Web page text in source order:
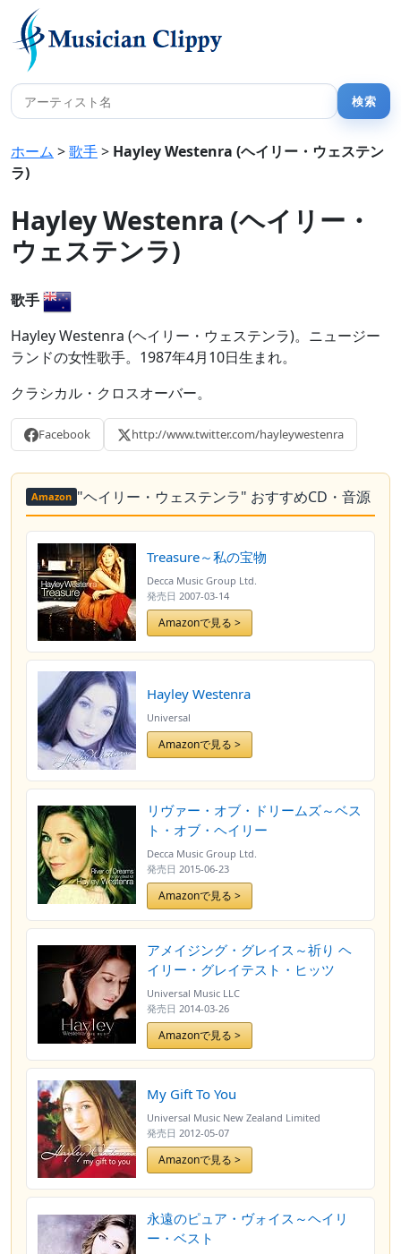
ホーム >歌手> Hayley Westenra (ヘイリー・ウェステン
ラ)
Hayley Westenra (ヘイリー・
ウェステンラ)
歌手
Hayley Westenra (ヘイリー・ウェステンラ)。ニュージー
ランドの女性歌手。1987年4月10日生まれ。
クラシカル・クロスオーバー。
Facebook http://www.twitter.com/hayleywestenra
Amazon "ヘイリー・ウェステンラ" おすすめCD・音源
Treasure～私の宝物
Decca Music Group Ltd.
発売日 2007-03-14
Amazonで見る >
Hayley Westenra
Universal
Amazonで見る >
リヴァー・オブ・ドリームズ～ベス
ト・オブ・ヘイリー
Decca Music Group Ltd.
発売日 2015-06-23
Amazonで見る >
アメイジング・グレイス～祈り ヘ
イリー・グレイテスト・ヒッツ
Universal Music LLC
発売日 2014-03-26
Amazonで見る >
My Gift To You
Universal Music New Zealand Limited
発売日 2012-05-07
Amazonで見る >
永遠のピュア・ヴォイス～ヘイリ
ー・ベスト